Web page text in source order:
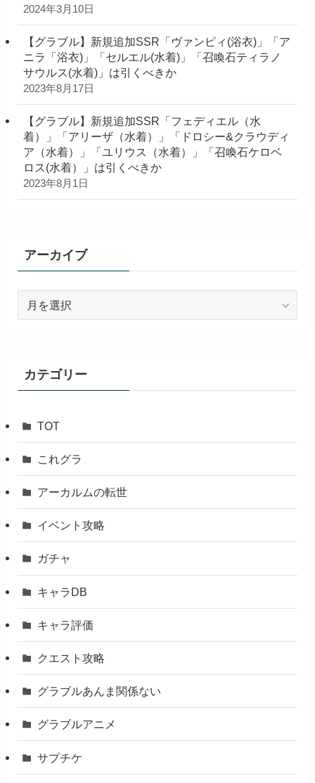
2024年3月10日
【グラブル】新規追加SSR「ヴァンピィ(浴衣)」「ア
ニラ「浴衣)」「セルエル(水着)」「召喚石ティラノ
サウルス(水着)」は引くべきか
2023年8月17日
【グラブル】新規追加SSR「フェディエル（水
着）」「アリーザ（水着）」「ドロシー&クラウディ
ア（水着）」「ユリウス（水着）」「召喚石ケロベ
ロス(水着）」は引くべきか
2023年8月1日
アーカイブ
カテゴリー
TOT
これグラ
アーカルムの転世
イベント攻略
ガチャ
キャラDB
キャラ評価
クエスト攻略
グラブルあんま関係ない
グラブルアニメ
サプチケ